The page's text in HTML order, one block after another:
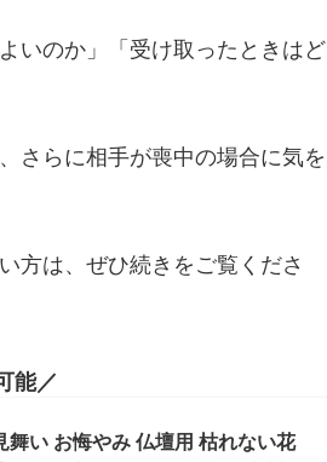
いのか」「受け取ったときはど
さらに相手が喪中の場合に気を
方は、ぜひ続きをご覧くださ
能
い お悔やみ 仏壇用 枯れない花